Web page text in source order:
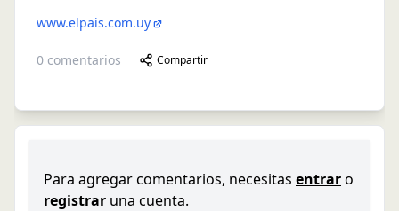
www.elpais.com.uy
0 comentarios Compartir
Para agregar comentarios, necesitas entraro
registrar una cuenta.